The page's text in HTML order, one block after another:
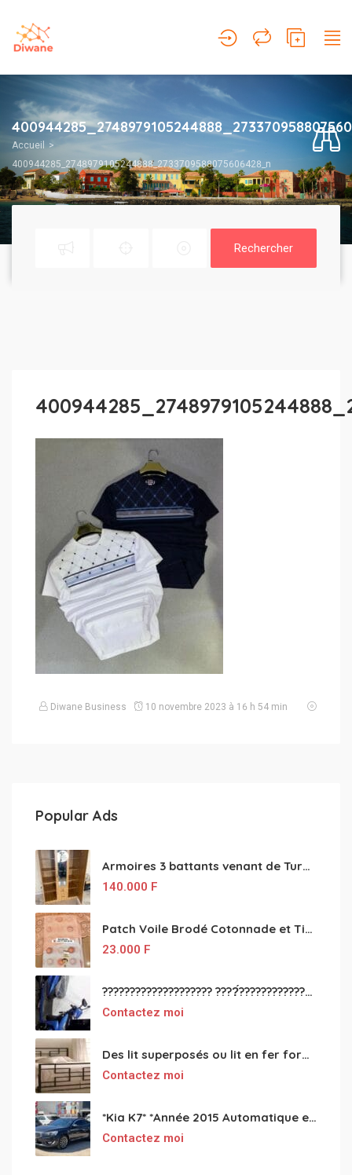
Accueil
400944285_2748979105244888_2733709588075606428_n
Rechercher
Diwane Business 10 novembre 2023 à 16 h 54 min
Popular Ads
Armoires 3 battants venant de Turquie disponibles
140.000 F
Patch Voile Brodé Cotonnade et Tinu Minu de l’Inde ???????? ????
23.000 F
???????????????????? ????́???????????????????????????????????????? à vendre
Contactez moi
Des lit superposés ou lit en fer forgé grande classes disponible
Contactez moi
*Kia K7* *Année 2015 Automatique essence ⛽️ 4 cylindres 2.0
Contactez moi